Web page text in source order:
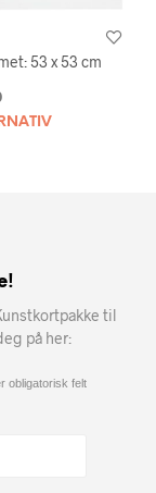
53 x 53 cm
til
på her:
obligatorisk felt